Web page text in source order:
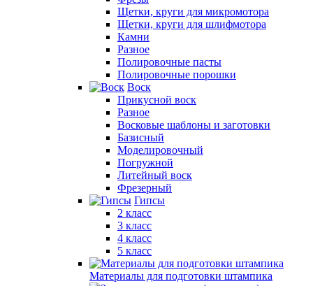
Щетки, круги для микромотора
Щетки, круги для шлифмотора
Камни
Разное
Полировочные пасты
Полировочные порошки
Воск
Прикусной воск
Разное
Восковые шаблоны и заготовки
Базисный
Моделировочный
Погружной
Литейный воск
Фрезерный
Гипсы
2 класс
3 класс
4 класс
5 класс
Материалы для подготовки штампика